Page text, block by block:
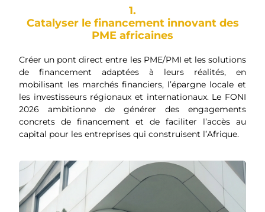
1.
Catalyser le financement innovant des
PME africaines
Créer un pont direct entre les PME/PMI et les solutions
de financement adaptées à leurs réalités, en
mobilisant les marchés financiers, l’épargne locale et
les investisseurs régionaux et internationaux. Le FONI
2026 ambitionne de générer des engagements
concrets de financement et de faciliter l’accès au
capital pour les entreprises qui construisent l’Afrique.